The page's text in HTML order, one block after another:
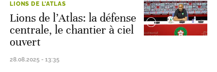
LIONS DE L'ATLAS
Lions de l’Atlas: la défense
centrale, le chantier à ciel
ouvert
28.08.2025 - 13:35